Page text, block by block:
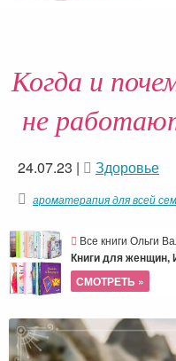
Когда и
не
24.07.23 | Здоровье
ароматерапия для всей
Все книги Ольги
Книги для женщин,
СМОТРЕТЬ »